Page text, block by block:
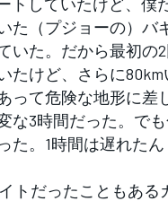
た（プジョーの）
いた。だから最初の
たけど、さらに
って危険な地形に差
な3時間だった。で
た。1時間は遅れた
トだったこともあ